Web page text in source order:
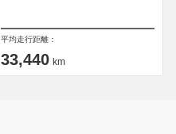
平均走行距離：
33,440 km